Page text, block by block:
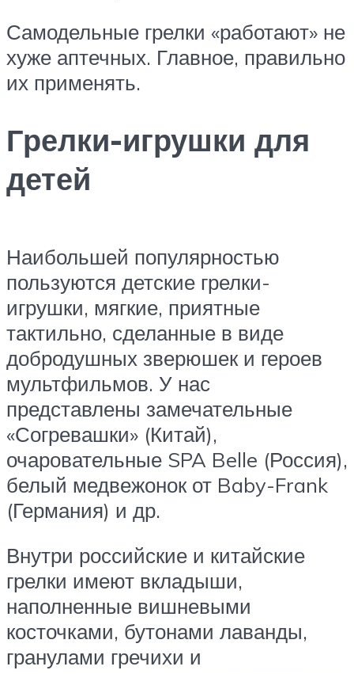
Самодельные грелки «работают» не
хуже аптечных. Главное, правильно
их применять.
Грелки-игрушки для
детей
Наибольшей популярностью
пользуются детские грелки-
игрушки, мягкие, приятные
тактильно, сделанные в виде
добродушных зверюшек и героев
мультфильмов. У нас
представлены замечательные
«Согревашки» (Китай),
очаровательные SPA Belle (Россия),
белый медвежонок от Baby-Frank
(Германия) и др.
Внутри российские и китайские
грелки имеют вкладыши,
наполненные вишневыми
косточками, бутонами лаванды,
гранулами гречихи и